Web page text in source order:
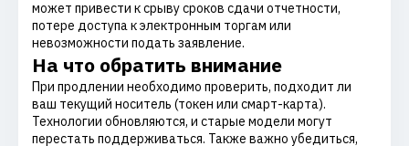
может привести к срыву сроков сдачи отчетности,
потере доступа к электронным торгам или
невозможности подать заявление.
На что обратить внимание
При продлении необходимо проверить, подходит ли
ваш текущий носитель (токен или смарт-карта).
Технологии обновляются, и старые модели могут
перестать поддерживаться. Также важно убедиться,